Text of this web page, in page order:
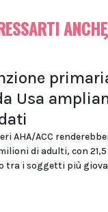
ANCHE
Usa
AHA/ACC
di adulti, con
i soggetti più